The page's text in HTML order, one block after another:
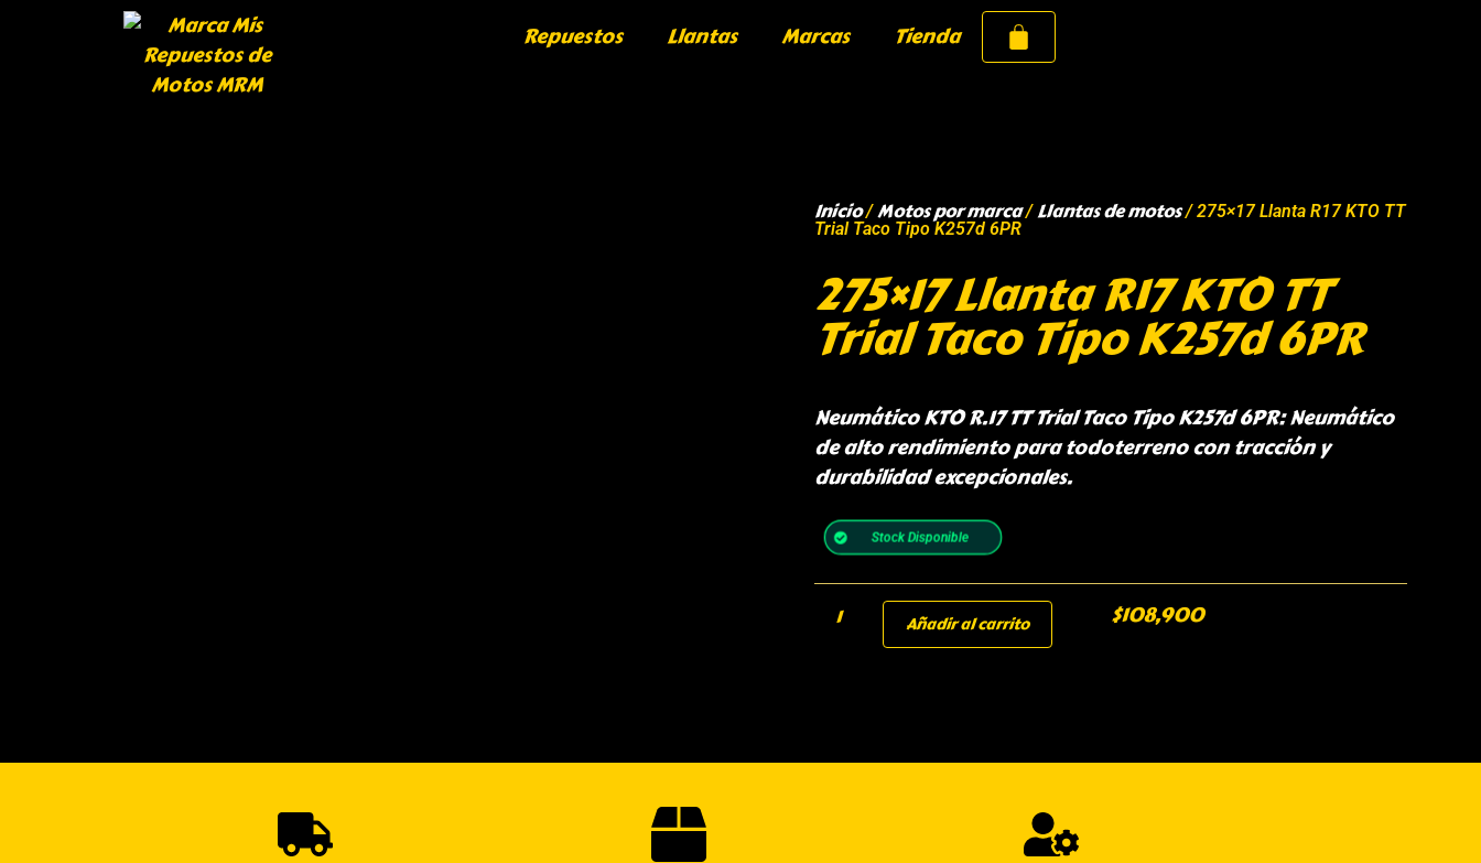
Repuestos Llantas Marcas Tienda
Inicio/Motos por marca/Llantas de motos/ 275×17 Llanta R17 KTO TT
Trial Taco Tipo K257d 6PR
275×17 Llanta R17 KTO TT
Trial Taco Tipo K257d 6PR
Neumático KTO R.17 TT Trial Taco Tipo K257d 6PR: Neumático
de alto rendimiento para todoterreno con tracción y
durabilidad excepcionales.
Stock Disponible
$108,900
Añadir al carrito